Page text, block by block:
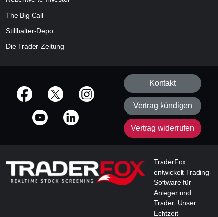
The Big Call
Stillhalter-Depot
Die Trader-Zeitung
offizielle Social Media-Accounts
Kontakt
Vertrag kündigen
Vertrag widerrufen
TraderFox
entwickelt Trading-
Software für
Anleger und
Trader. Unser
Echtzeit-